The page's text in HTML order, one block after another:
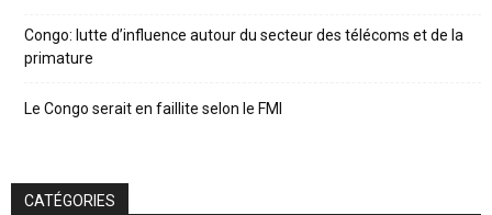
Congo: lutte d’influence autour du secteur des télécoms et de la
primature
Le Congo serait en faillite selon le FMI
CATÉGORIES